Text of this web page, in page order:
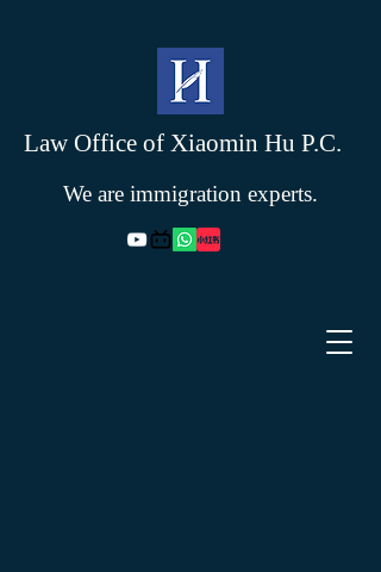
Law Office of Xiaomin Hu P.C.
We are immigration experts.